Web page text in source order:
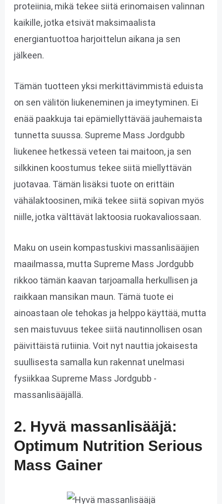
proteiinia, mikä tekee siitä erinomaisen valinnan
kaikille, jotka etsivät maksimaalista
energiantuottoa harjoittelun aikana ja sen
jälkeen.
Tämän tuotteen yksi merkittävimmistä eduista
on sen välitön liukeneminen ja imeytyminen. Ei
enää paakkuja tai epämiellyttävää jauhemaista
tunnetta suussa. Supreme Mass Jordgubb
liukenee hetkessä veteen tai maitoon, ja sen
silkkinen koostumus tekee siitä miellyttävän
juotavaa. Tämän lisäksi tuote on erittäin
vähälaktoosinen, mikä tekee siitä sopivan myös
niille, jotka välttävät laktoosia ruokavaliossaan.
Maku on usein kompastuskivi massanlisääjien
maailmassa, mutta Supreme Mass Jordgubb
rikkoo tämän kaavan tarjoamalla herkullisen ja
raikkaan mansikan maun. Tämä tuote ei
ainoastaan ole tehokas ja helppo käyttää, mutta
sen maistuvuus tekee siitä nautinnollisen osan
päivittäistä rutiinia. Voit nyt nauttia jokaisesta
suullisesta samalla kun rakennat unelmasi
fysiikkaa Supreme Mass Jordgubb -
massanlisääjällä.
2. Hyvä massanlisääjä:
Optimum Nutrition Serious
Mass Gainer